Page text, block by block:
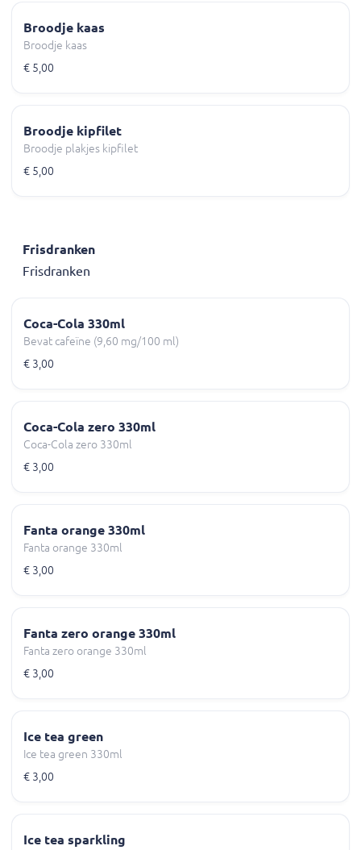
Broodje kaas
Broodje kaas
€ 5,00
Broodje kipfilet
Broodje plakjes kipfilet
€ 5,00
Frisdranken
Frisdranken
Coca-Cola 330ml
Bevat cafeïne (9,60 mg/100 ml)
€ 3,00
Coca-Cola zero 330ml
Coca-Cola zero 330ml
€ 3,00
Fanta orange 330ml
Fanta orange 330ml
€ 3,00
Fanta zero orange 330ml
Fanta zero orange 330ml
€ 3,00
Ice tea green
Ice tea green 330ml
€ 3,00
Ice tea sparkling